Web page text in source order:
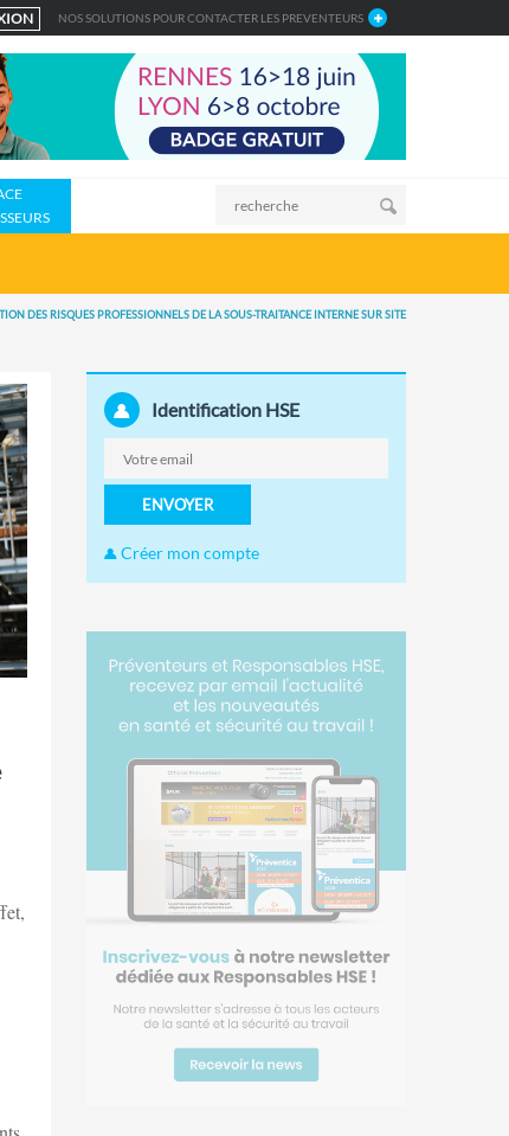
NOS SOLUTIONS POUR CONTACTER LES PREVENTEURS
DES RISQUES PROFESSIONNELS DE LA SOUS-TRAITANCE INTERNE SUR SITE
Identification HSE
ENVOYER
Créer mon compte